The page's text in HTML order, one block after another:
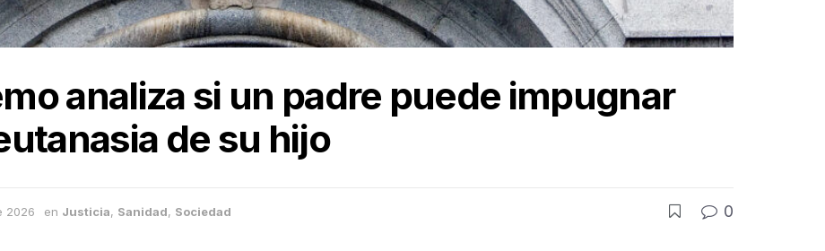
analiza si un padre puede impugnar
de su hijo
2026 en Justicia, Sanidad, Sociedad 0